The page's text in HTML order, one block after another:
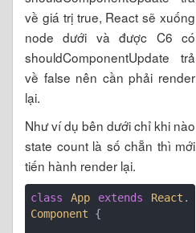
về giá trị true, React sẽ xuống
node dưới và được C6 có
shouldComponentUpdate trả
về false nên cần phải render
lại.
Như ví dụ bên dưới chỉ khi nào
state count là số chẵn thì mới
tiến hành render lại.
class App extends React .
Component
{